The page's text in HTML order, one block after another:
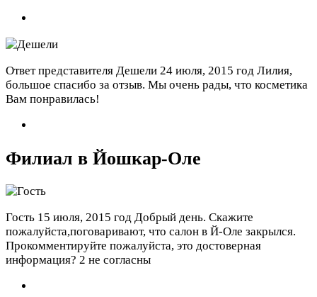
Ответ представителя Дешели 24 июля, 2015 год Лилия,
большое спасибо за отзыв. Мы очень рады, что косметика
Вам понравилась!
Филиал в Йошкар-Оле
Гость 15 июля, 2015 год Добрый день. Скажите
пожалуйста,поговаривают, что салон в Й-Оле закрылся.
Прокомментируйте пожалуйста, это достоверная
информация? 2 не согласны